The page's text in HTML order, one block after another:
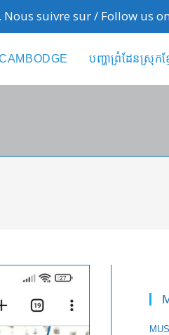
suivre sur / Follow us
បញ្ហាព្រំដែនស្រុកខ្